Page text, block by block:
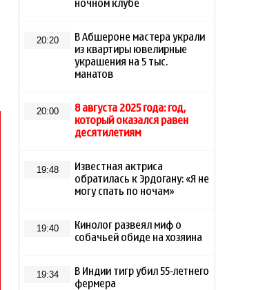
ночном клубе
20:20
В Абшероне мастера украли
из квартиры ювелирные
украшения на 5 тыс.
манатов
20:00
8 августа 2025 года: год,
который оказался равен
десятилетиям
19:48
Известная актриса
обратилась к Эрдогану: «Я не
могу спать по ночам»
19:40
Кинолог развеял миф о
собачьей обиде на хозяина
19:34
В Индии тигр убил 55-летнего
фермера